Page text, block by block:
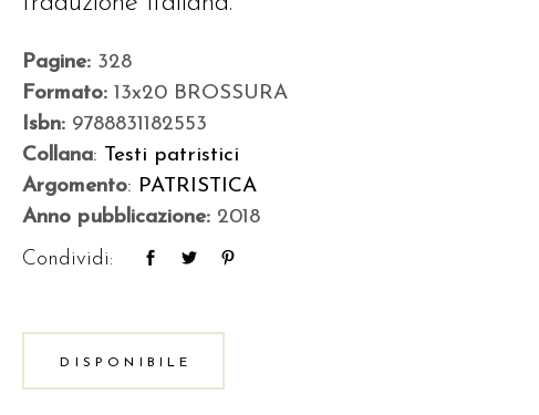
Pagine: 328
Formato:13x20 BROSSURA
Isbn: 9788831182553
Collana: Testi patristici
Argomento: PATRISTICA
Anno pubblicazione: 2018
Condividi:
DISPONIBILE